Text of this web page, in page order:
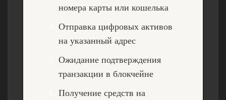
номера карты или кошелька
Отправка цифровых активов
на указанный адрес
Ожидание подтверждения
транзакции в блокчейне
Получение средств на